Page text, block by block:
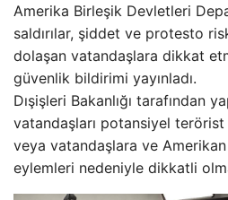
Amerika Birleşik Devletleri
saldırılar, şiddet ve protesto
dolaşan vatandaşlara dikkat
güvenlik bildirimi yayınladı.
Dışişleri Bakanlığı tarafından
vatandaşları potansiyel terörist
veya vatandaşlara ve Amerikan
eylemleri nedeniyle dikkatli